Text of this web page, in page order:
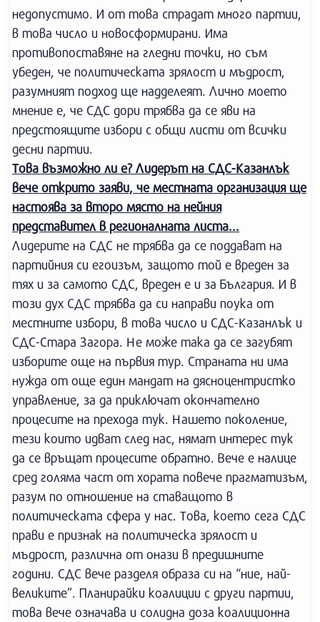
недопустимо. И от това страдат много партии,
в това число и новосформирани. Има
противопоставяне на гледни точки, но съм
убеден, че политическата зрялост и мъдрост,
разумният подход ще надделеят. Лично моето
мнение е, че СДС дори трябва да се яви на
предстоящите избори с общи листи от всички
десни партии.
Това възможно ли е? Лидерът на СДС-Казанлък
вече открито заяви, че местната организация ще
настоява за второ място на нейния
представител в регионалната листа...
Лидерите на СДС не трябва да се поддават на
партийния си егоизъм, защото той е вреден за
тях и за самото СДС, вреден е и за България. И в
този дух СДС трябва да си направи поука от
местните избори, в това число и СДС-Казанлък и
СДС-Стара Загора. Не може така да се загубят
изборите още на първия тур. Страната ни има
нужда от още един мандат на дясноцентристко
управление, за да приключат окончателно
процесите на прехода тук. Нашето поколение,
тези които идват след нас, нямат интерес тук
да се връщат процесите обратно. Вече е налице
сред голяма част от хората повече прагматизъм,
разум по отношение на ставащото в
политическата сфера у нас. Това, което сега СДС
прави е признак на политическа зрялост и
мъдрост, различна от онази в предишните
години. СДС вече разделя образа си на “ние, най-
великите”. Планирайки коалиции с други партии,
това вече означава и солидна доза коалиционна